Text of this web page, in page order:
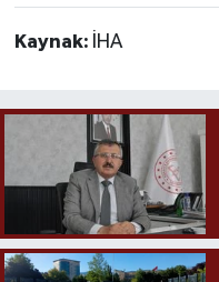
Kaynak: İHA